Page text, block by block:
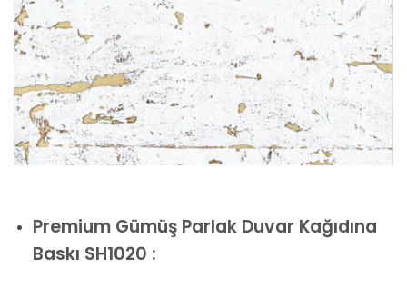
Premium Gümüş Parlak Duvar Kağıdına
Baskı SH1020 :